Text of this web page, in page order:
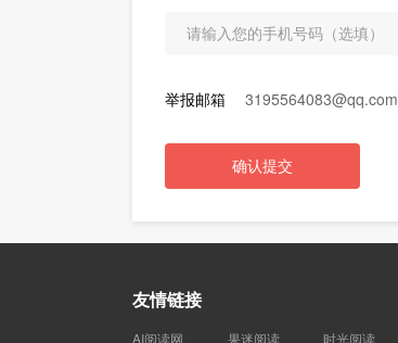
举报邮箱 3195564083@qq.com
确认提交
友情链接
AI阅读网 果迷阅读 时光阅读